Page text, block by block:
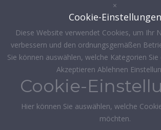
×
Cookie-Einstellungen
Diese Website verwendet Cookies, um Ihr
verbessern und den ordnungsgemäßen
Sie können auswählen, welche Kategorien
Akzeptieren Ablehnen
Cookie-
Hier können Sie auswählen, welche
möchten.